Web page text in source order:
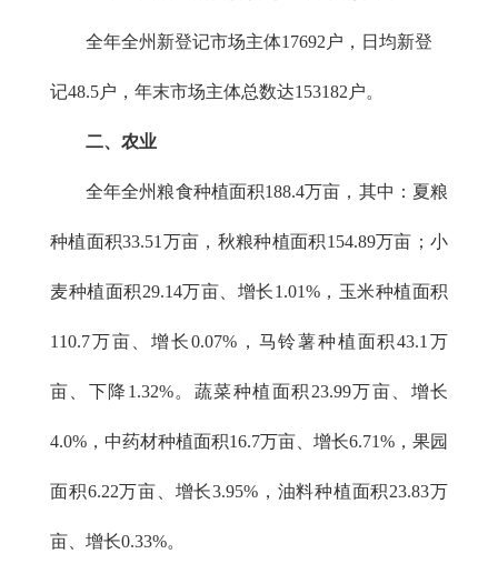
全年全州新登记市场主体17692户，日均新登
记48.5户，年末市场主体总数达153182户。
二、农业
全年全州粮食种植面积188.4万亩，其中：夏粮
种植面积33.51万亩，秋粮种植面积154.89万亩；小
麦种植面积29.14万亩、增长1.01%，玉米种植面积
110.7万亩、增长0.07%，马铃薯种植面积43.1万
亩、下降1.32%。蔬菜种植面积23.99万亩、增长
4.0%，中药材种植面积16.7万亩、增长6.71%，果园
面积6.22万亩、增长3.95%，油料种植面积23.83万
亩、增长0.33%。